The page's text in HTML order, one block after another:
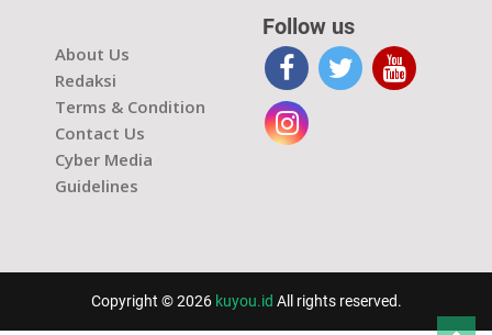
About Us
Redaksi
Terms & Condition
Contact Us
Cyber Media
Guidelines
Follow us
Copyright © 2026 kuyou.id All rights reserved.